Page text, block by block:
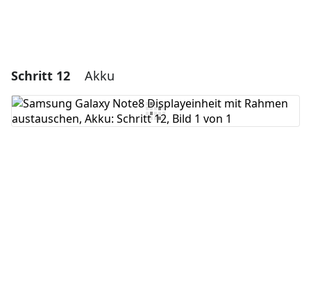
Schritt 12 Akku